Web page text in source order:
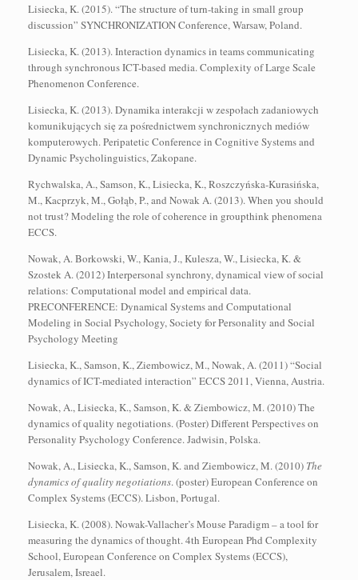
Lisiecka, K. (2015). “The structure of turn-taking in small group
discussion” SYNCHRONIZATION Conference, Warsaw, Poland.
Lisiecka, K. (2013). Interaction dynamics in teams communicating
through synchronous ICT-based media. Complexity of Large Scale
Phenomenon Conference.
Lisiecka, K. (2013). Dynamika interakcji w zespołach zadaniowych
komunikujących się za pośrednictwem synchronicznych mediów
komputerowych. Peripatetic Conference in Cognitive Systems and
Dynamic Psycholinguistics, Zakopane.
Rychwalska, A., Samson, K., Lisiecka, K., Roszczyńska-Kurasińska,
M., Kacprzyk, M., Gołąb, P., and Nowak A. (2013). When you should
not trust? Modeling the role of coherence in groupthink phenomena
ECCS.
Nowak, A. Borkowski, W., Kania, J., Kulesza, W., Lisiecka, K. &
Szostek A. (2012) Interpersonal synchrony, dynamical view of social
relations: Computational model and empirical data.
PRECONFERENCE: Dynamical Systems and Computational
Modeling in Social Psychology, Society for Personality and Social
Psychology Meeting
Lisiecka, K., Samson, K., Ziembowicz, M., Nowak, A. (2011) “Social
dynamics of ICT-mediated interaction” ECCS 2011, Vienna, Austria.
Nowak, A., Lisiecka, K., Samson, K. & Ziembowicz, M. (2010) The
dynamics of quality negotiations. (Poster) Different Perspectives on
Personality Psychology Conference. Jadwisin, Polska.
Nowak, A., Lisiecka, K., Samson, K. and Ziembowicz, M. (2010) The
dynamics of quality negotiations. (poster) European Conference on
Complex Systems (ECCS). Lisbon, Portugal.
Lisiecka, K. (2008). Nowak-Vallacher’s Mouse Paradigm – a tool for
measuring the dynamics of thought. 4th European Phd Complexity
School, European Conference on Complex Systems (ECCS),
Jerusalem, Isreael.